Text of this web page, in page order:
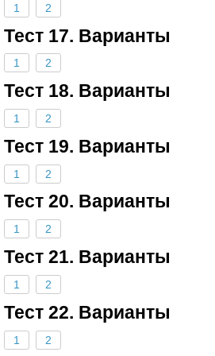
1 2
Тест 17. Варианты
1 2
Тест 18. Варианты
1 2
Тест 19. Варианты
1 2
Тест 20. Варианты
1 2
Тест 21. Варианты
1 2
Тест 22. Варианты
1 2